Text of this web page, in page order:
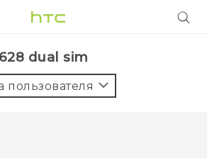
dual sim‎
пользователя